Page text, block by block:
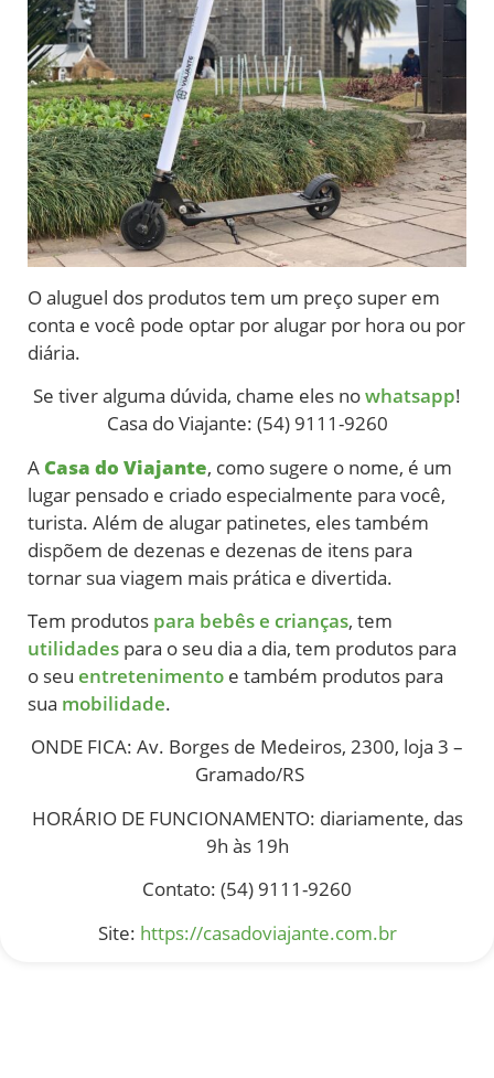
O aluguel dos produtos tem um preço super em
conta e você pode optar por alugar por hora ou por
diária.
Se tiver alguma dúvida, chame eles nowhatsapp!
Casa do Viajante: (54) 9111-9260
A Casa do Viajante, como sugere o nome, é um
lugar pensado e criado especialmente para você,
turista. Além de alugar patinetes, eles também
dispõem de dezenas e dezenas de itens para
tornar sua viagem mais prática e divertida.
Tem produtos para bebês e crianças, tem
utilidades para o seu dia a dia, tem produtos para
o seu entretenimento e também produtos para
sua mobilidade.
ONDE FICA: Av. Borges de Medeiros, 2300, loja 3 –
Gramado/RS
HORÁRIO DE FUNCIONAMENTO: diariamente, das
9h às 19h
Contato: (54) 9111-9260
Site: https://casadoviajante.com.br